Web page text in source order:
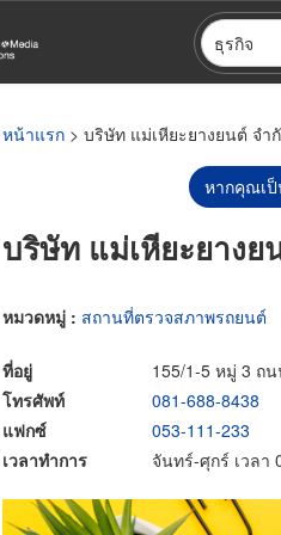
ธุรกิจ
หน้าแรก > บริษัท แม่เหียะยางยนต์ จำ
หากคุณเป็
บริษัท แม่เหียะยางย
หมวดหมู่ : สถานที่ตรวจสภาพรถยนต์
ที่อยู่
155/1-5 หมู่ 3 ถ
โทรศัพท์
081-688-8438
แฟกซ์
053-111-233
เวลาทำการ
จันทร์-ศุกร์ เวลา